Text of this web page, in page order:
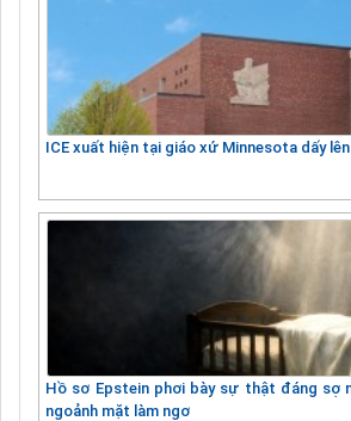
ICE xuất hiện tại giáo xứ Minnesota dấy
Hồ sơ Epstein phơi bày sự thật đáng sợ
ngoảnh mặt làm ngơ